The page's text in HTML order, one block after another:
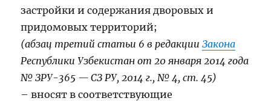
застройки и содержания дворовых и
придомовых территорий;
(абзац третий статьи 6 в редакцииЗакона
Республики Узбекистан от 20 января 2014 года
№ ЗРУ-365 — СЗ РУ, 2014 г., № 4, ст. 45)
– вносят в соответствующие